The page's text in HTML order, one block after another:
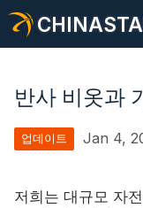
반사재/테이프
패션 반사 직물
반사 비옷과
업데이트 Jan 4,
저희는 대규모 자